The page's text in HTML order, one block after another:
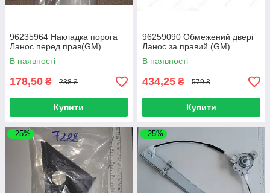
96235964 Накладка порога
Ланос перед.прав(GM)
В наявності
178,50 ₴ 238 ₴
Купити
96259090 Обмежений двері
Ланос за правий (GM)
В наявності
434,25 ₴ 579 ₴
Купити
–25% –25%